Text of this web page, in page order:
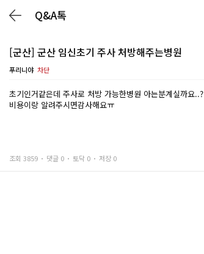
Q&A톡
[군산] 군산 임신초기 주사 처방해주는병원
푸리니야 차단
초기인거같은데 주사로 처방 가능한병원 아는분계실까요..?
비용이랑 알려주시면감사해요ㅠ
조회 3859 댓글 0 토닥 0 저장 0